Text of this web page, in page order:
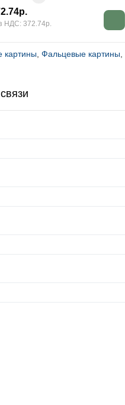
НДС: 372.74р.
картины Фальцевые картины